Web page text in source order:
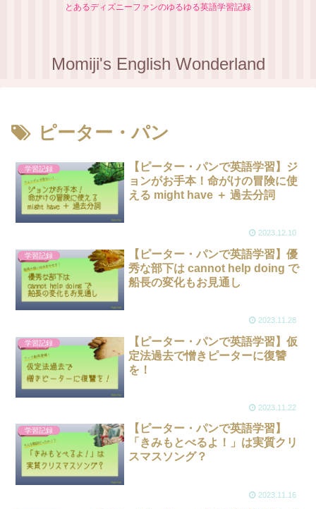
とあるディズニーファンのゆるゆる英語学習記録
Momiji's English Wonderland
ピーター・パン
学習記録
【ピーター・パンで英語学習】ジ
ョンがお手本！命がけの冒険に使
える might have ＋ 過去分詞
2023.12.10
学習記録
【ピーター・パンで英語学習】優
秀な部下は cannot help doing で
船長の変化もお見通し
2023.11.28
学習記録
【ピーター・パンで英語学習】仮
定法過去で憎きピーターに復讐
を！
2023.11.22
学習記録
【ピーター・パンで英語学習】
「きみもとべるよ！」は実質クリ
スマスソング？
2023.11.16